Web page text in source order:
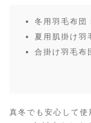
冬用羽毛布団
夏用肌掛け羽
合掛け羽毛布
真冬でも安心して